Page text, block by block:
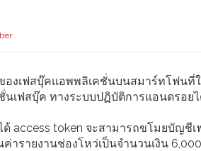
งเฟสบุ๊คแอพพลิเคชั่นบนสมาร์ทโฟนที่
เฟสบุ๊ค ทางระบบปฏิบัติการแอนดรอย
ด้ access token จะสามารถขโมยบัญชี
ารายงานช่องโหว่เป็นจำนวนเงิน 6,000